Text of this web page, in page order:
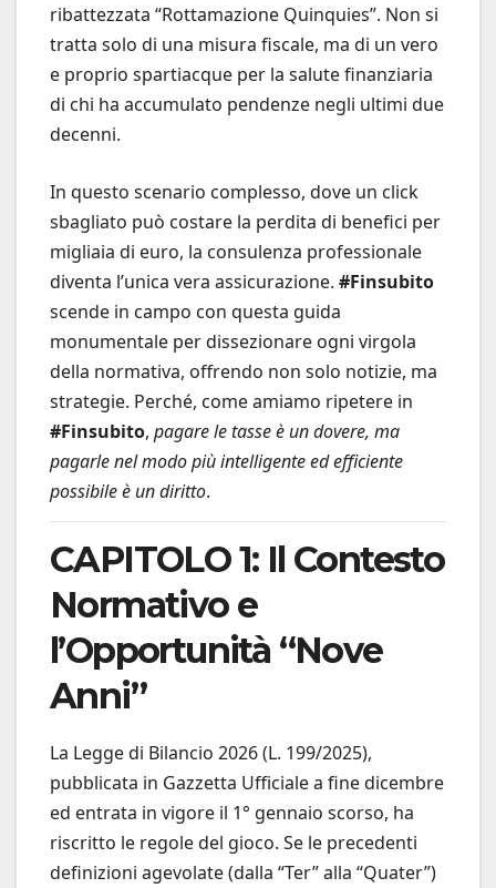
ribattezzata “Rottamazione Quinquies”. Non si
tratta solo di una misura fiscale, ma di un vero
e proprio spartiacque per la salute finanziaria
di chi ha accumulato pendenze negli ultimi due
decenni.
In questo scenario complesso, dove un click
sbagliato può costare la perdita di benefici per
migliaia di euro, la consulenza professionale
diventa l’unica vera assicurazione. #Finsubito
scende in campo con questa guida
monumentale per dissezionare ogni virgola
della normativa, offrendo non solo notizie, ma
strategie. Perché, come amiamo ripetere in
#Finsubito, pagare le tasse è un dovere, ma
pagarle nel modo più intelligente ed efficiente
possibile è un diritto.
CAPITOLO 1: Il Contesto
Normativo e
l’Opportunità “Nove
Anni”
La Legge di Bilancio 2026 (L. 199/2025),
pubblicata in Gazzetta Ufficiale a fine dicembre
ed entrata in vigore il 1° gennaio scorso, ha
riscritto le regole del gioco. Se le precedenti
definizioni agevolate (dalla “Ter” alla “Quater”)